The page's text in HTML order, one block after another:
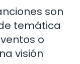
son
temática
o
visión